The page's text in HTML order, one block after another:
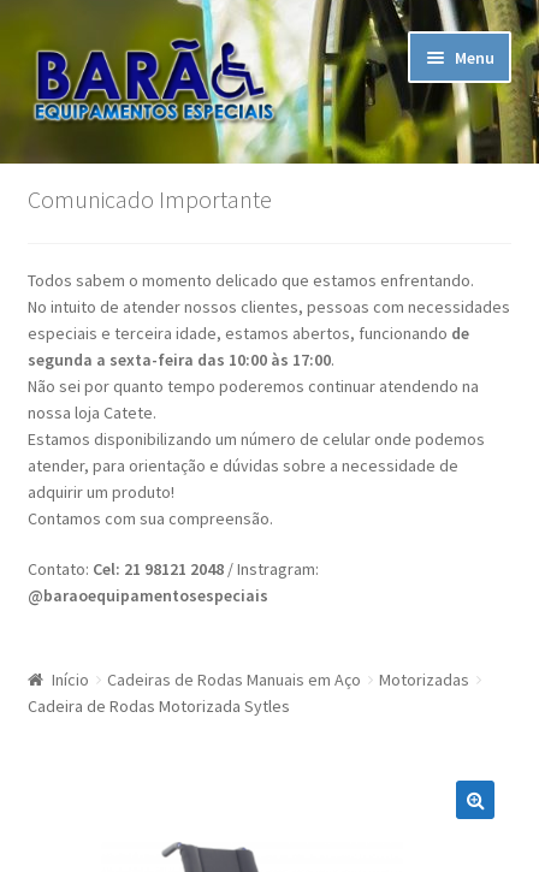
Pular
para
navegação
Pular
para
o
Menu
Início
Assistência Técnica
Carrinho
Contato
Finalizar compra
Minha conta
Nossas Lojas
Comunicado Importante
Todos sabem o momento delicado que estamos enfrentando.
No intuito de atender nossos clientes, pessoas com necessidades
especiais e terceira idade, estamos abertos, funcionando de
segunda a sexta-feira das 10:00 às 17:00.
Não sei por quanto tempo poderemos continuar atendendo na
nossa loja Catete.
Estamos disponibilizando um número de celular onde podemos
atender, para orientação e dúvidas sobre a necessidade de
adquirir um produto!
Contamos com sua compreensão.
Contato: Cel: 21 98121 2048/ Instragram:
@baraoequipamentosespeciais
Início Cadeiras de Rodas Manuais em Aço
Motorizadas
Cadeira de Rodas Motorizada Sytles